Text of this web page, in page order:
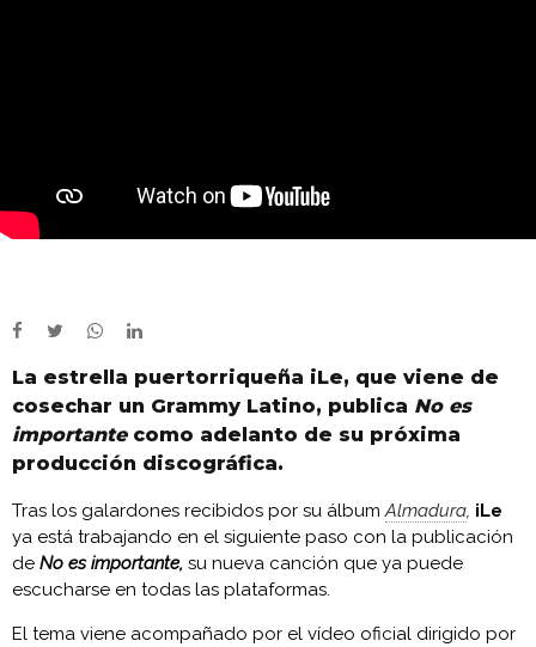
La estrella puertorriqueña iLe, que viene de
cosechar un Grammy Latino, publica No es
importantecomo adelanto de su próxima
producción discográfica.
Tras los galardones recibidos por su álbumAlmadura, iLe
ya está trabajando en el siguiente paso con la publicación
de No es importante, su nueva canción que ya puede
escucharse en todas las plataformas.
El tema viene acompañado por el vídeo oficial dirigido por